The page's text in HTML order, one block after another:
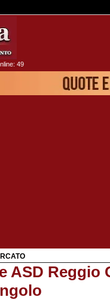
49
ASD Reggio